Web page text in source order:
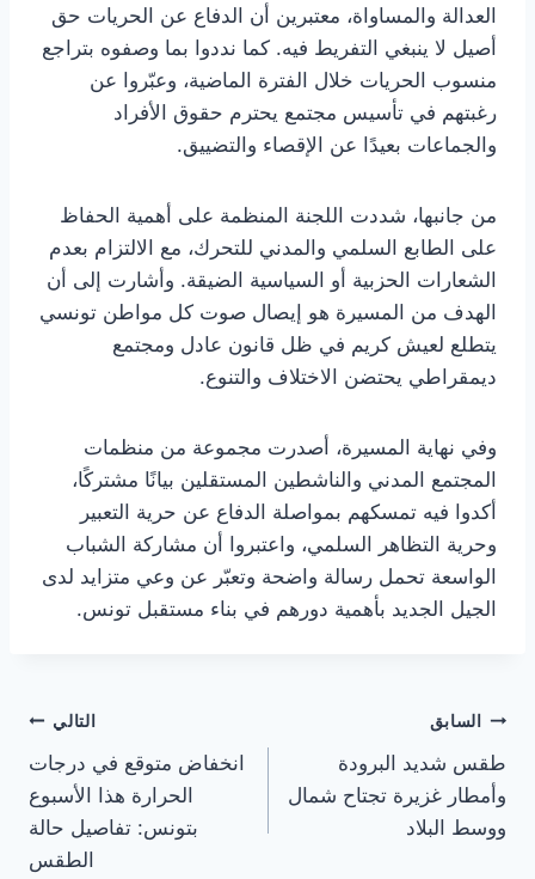
العدالة والمساواة، معتبرين أن الدفاع عن الحريات حق
أصيل لا ينبغي التفريط فيه. كما نددوا بما وصفوه بتراجع
منسوب الحريات خلال الفترة الماضية، وعبّروا عن
رغبتهم في تأسيس مجتمع يحترم حقوق الأفراد
والجماعات بعيدًا عن الإقصاء والتضييق.
من جانبها، شددت اللجنة المنظمة على أهمية الحفاظ
على الطابع السلمي والمدني للتحرك، مع الالتزام بعدم
الشعارات الحزبية أو السياسية الضيقة. وأشارت إلى أن
الهدف من المسيرة هو إيصال صوت كل مواطن تونسي
يتطلع لعيش كريم في ظل قانون عادل ومجتمع
ديمقراطي يحتضن الاختلاف والتنوع.
وفي نهاية المسيرة، أصدرت مجموعة من منظمات
المجتمع المدني والناشطين المستقلين بيانًا مشتركًا،
أكدوا فيه تمسكهم بمواصلة الدفاع عن حرية التعبير
وحرية التظاهر السلمي، واعتبروا أن مشاركة الشباب
الواسعة تحمل رسالة واضحة وتعبّر عن وعي متزايد لدى
الجيل الجديد بأهمية دورهم في بناء مستقبل تونس.
تصفّح
المقالات
السابق
طقس شديد البرودة
وأمطار غزيرة تجتاح شمال
ووسط البلاد
التالي
انخفاض متوقع في درجات
الحرارة هذا الأسبوع
بتونس: تفاصيل حالة
الطقس